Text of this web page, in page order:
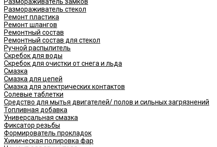
Размораживатель замков
Размораживатель стекол
Ремонт пластика
Ремонт шлангов
Ремонтный состав
Ремонтный состав для стекол
Ручной распылитель
Скребок для воды
Скребок для очистки от снега и льда
Смазка
Смазка для цепей
Смазка для электрических контактов
Солевые таблетки
Средство для мытья двигателей/ полов и сильных загрязнений
Топливная добавка
Универсальная смазка
Фиксатор резьбы
Формирователь прокладок
Химическая полировка фар